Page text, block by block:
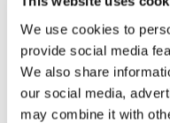
We use cookies to
provide social media
We also share
our social media,
may combine it with
mångsidighet